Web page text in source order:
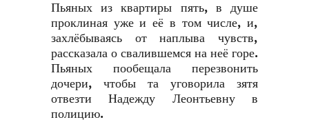
Пьяных из квартиры пять, в душе
проклиная уже и её в том числе, и,
захлёбываясь от наплыва чувств,
рассказала о свалившемся на неё горе.
Пьяных пообещала перезвонить
дочери, чтобы та уговорила зятя
отвезти Надежду Леонтьевну в
полицию.